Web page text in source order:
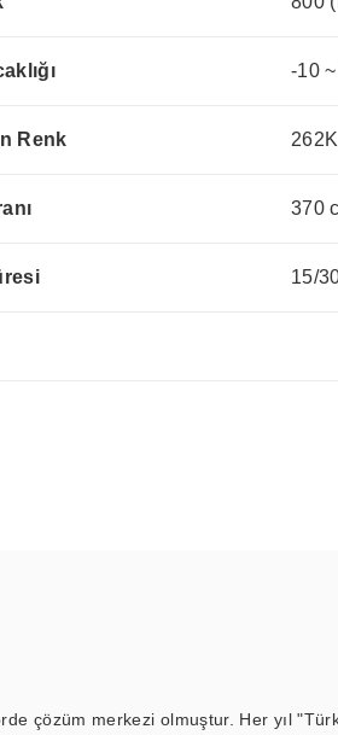
-10
Renk 262K
370
15/
çözüm merkezi olmuştur. Her yıl